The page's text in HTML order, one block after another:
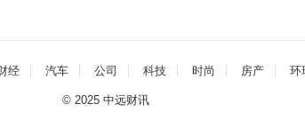
经 汽车 公司 科技 时尚 房产 环
© 2025 中远财讯